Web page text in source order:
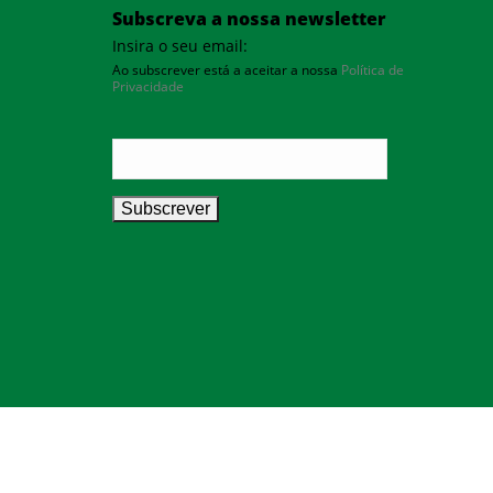
Subscreva a nossa newsletter
Insira o seu email:
Ao subscrever está a aceitar a nossa Política de
Privacidade